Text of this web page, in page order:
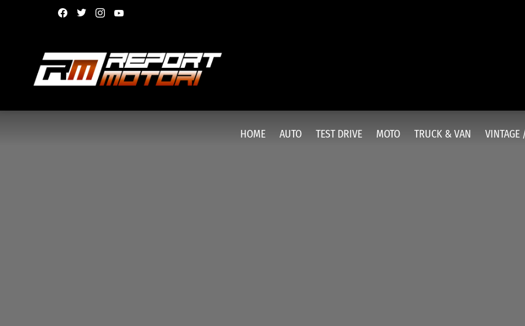
facebooktwitterinstagram
HOME AUTO TEST DRIVE MOTO TRUCK & VAN VINTAGE